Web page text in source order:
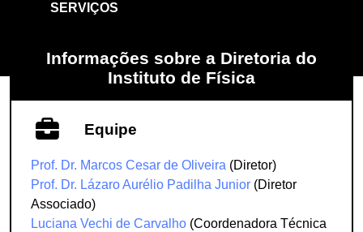
SERVIÇOS
Informações sobre a Diretoria do
Instituto de Física
Equipe
Prof. Dr. Marcos Cesar de Oliveira (Diretor)
Prof. Dr. Lázaro Aurélio Padilha Junior (Diretor
Associado)
Luciana Vechi de Carvalho (Coordenadora Técnica